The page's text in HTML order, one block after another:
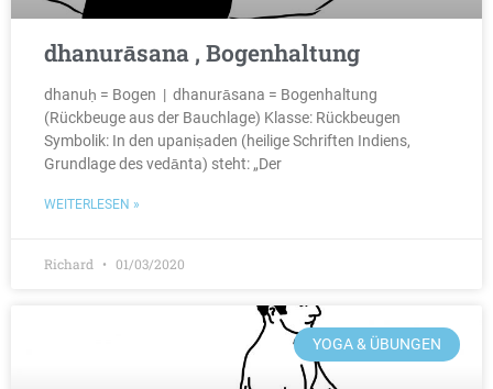
dhanurāsana , Bogenhaltung
dhanuḥ = Bogen | dhanurāsana = Bogenhaltung
(Rückbeuge aus der Bauchlage) Klasse: Rückbeugen
Symbolik: In den upaniṣaden (heilige Schriften Indiens,
Grundlage des vedānta) steht: „Der
WEITERLESEN »
Richard 01/03/2020
YOGA & ÜBUNGEN